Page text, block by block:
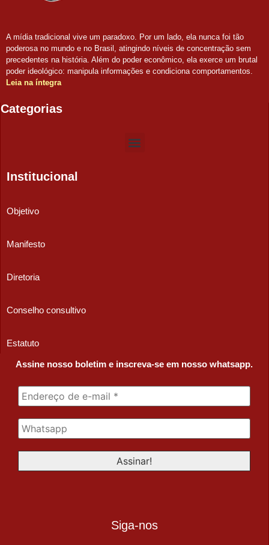
A mídia tradicional vive um paradoxo. Por um lado, ela nunca foi tão
poderosa no mundo e no Brasil, atingindo níveis de concentração sem
precedentes na história. Além do poder econômico, ela exerce um brutal
poder ideológico: manipula informações e condiciona comportamentos.
Leia na íntegra
Categorias
Institucional
Objetivo
Manifesto
Diretoria
Conselho consultivo
Estatuto
Assine nosso boletim e inscreva-se em nosso whatsapp.
Siga-nos